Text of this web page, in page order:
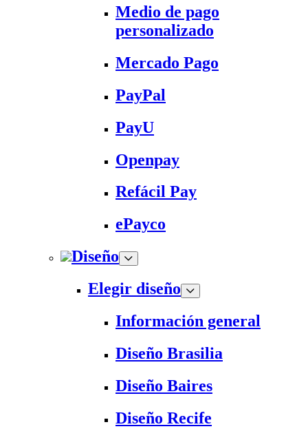
Medio de pago
personalizado
Mercado Pago
PayPal
PayU
Openpay
Refácil Pay
ePayco
Diseño
Elegir diseño
Información general
Diseño Brasilia
Diseño Baires
Diseño Recife